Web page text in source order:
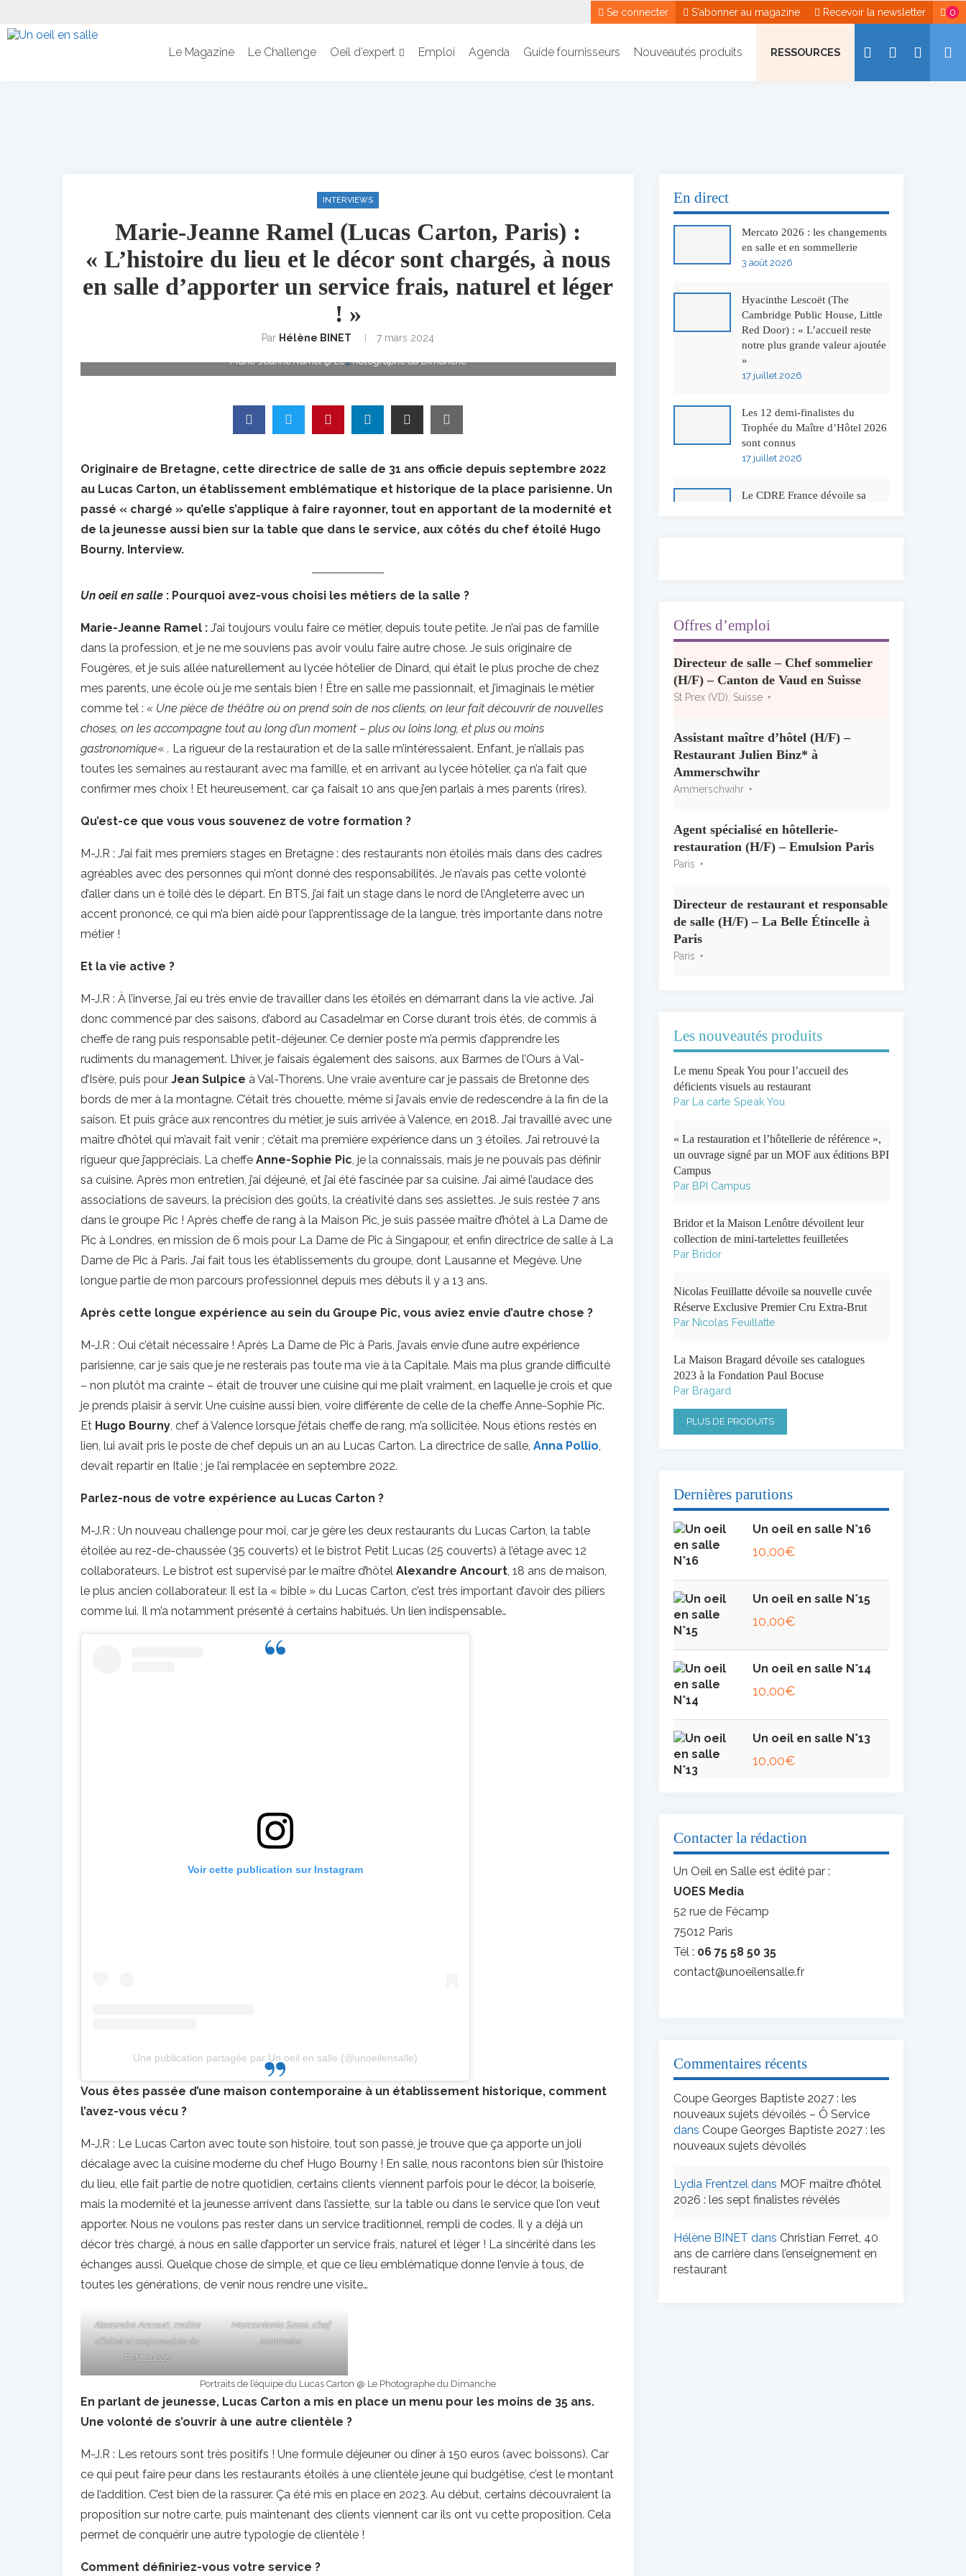
0
Recevoir la newsletter
S'abonner au magazine
Se connecter
Le Magazine Le Challenge Oeil d’expert Emploi Agenda Guide fournisseurs Nouveautés produits RESSOURCES
INTERVIEWS
Marie-Jeanne Ramel (Lucas Carton, Paris) :
« L’histoire du lieu et le décor sont chargés, à nous
en salle d’apporter un service frais, naturel et léger
! »
Par Hélène BINET
7 mars 2024
Marie-Jeanne Ramel @ Le Photographe du Dimanche
Originaire de Bretagne, cette directrice de salle de 31 ans officie depuis septembre 2022
au Lucas Carton, un établissement emblématique et historique de la place parisienne. Un
passé « chargé » qu’elle s’applique à faire rayonner, tout en apportant de la modernité et
de la jeunesse aussi bien sur la table que dans le service, aux côtés du chef étoilé Hugo
Bourny. Interview.
Un oeil en salle : Pourquoi avez-vous choisi les métiers de la salle ?
Marie-Jeanne Ramel : J’ai toujours voulu faire ce métier, depuis toute petite. Je n’ai pas de famille
dans la profession, et je ne me souviens pas avoir voulu faire autre chose. Je suis originaire de
Fougères, et je suis allée naturellement au lycée hôtelier de Dinard, qui était le plus proche de chez
mes parents, une école où je me sentais bien ! Être en salle me passionnait, et j’imaginais le métier
comme tel : « Une pièce de théâtre où on prend soin de nos clients, on leur fait découvrir de nouvelles
choses, on les accompagne tout au long d’un moment – plus ou loins long, et plus ou moins
gastronomique« . La rigueur de la restauration et de la salle m’intéressaient. Enfant, je n’allais pas
toutes les semaines au restaurant avec ma famille, et en arrivant au lycée hôtelier, ça n’a fait que
confirmer mes choix ! Et heureusement, car ça faisait 10 ans que j’en parlais à mes parents (rires).
Qu’est-ce que vous vous souvenez de votre formation ?
M-J.R : J’ai fait mes premiers stages en Bretagne : des restaurants non étoilés mais dans des cadres
agréables avec des personnes qui m’ont donné des responsabilités. Je n’avais pas cette volonté
d’aller dans un é toilé dès le départ. En BTS, j’ai fait un stage dans le nord de l’Angleterre avec un
accent prononcé, ce qui m’a bien aidé pour l’apprentissage de la langue, très importante dans notre
métier !
Et la vie active ?
M-J.R : À l’inverse, j’ai eu très envie de travailler dans les étoilés en démarrant dans la vie active. J’ai
donc commencé par des saisons, d’abord au Casadelmar en Corse durant trois étés, de commis à
cheffe de rang puis responsable petit-déjeuner. Ce dernier poste m’a permis d’apprendre les
rudiments du management. L’hiver, je faisais également des saisons, aux Barmes de l’Ours à Val-
d’Isère, puis pour Jean Sulpice à Val-Thorens. Une vraie aventure car je passais de Bretonne des
bords de mer à la montagne. C’était très chouette, même si j’avais envie de redescendre à la fin de la
saison. Et puis grâce aux rencontres du métier, je suis arrivée à Valence, en 2018. J’ai travaillé avec une
maître d’hôtel qui m’avait fait venir ; c’était ma première expérience dans un 3 étoiles. J’ai retrouvé la
rigueur que j’appréciais. La cheffe Anne-Sophie Pic, je la connaissais, mais je ne pouvais pas définir
sa cuisine. Après mon entretien, j’ai déjeuné, et j’ai été fascinée par sa cuisine. J’ai aimé l’audace des
associations de saveurs, la précision des goûts, la créativité dans ses assiettes. Je suis restée 7 ans
dans le groupe Pic ! Après cheffe de rang à la Maison Pic, je suis passée maître d’hôtel à La Dame de
Pic à Londres, en mission de 6 mois pour La Dame de Pic à Singapour, et enfin directrice de salle à La
Dame de Pic à Paris. J’ai fait tous les établissements du groupe, dont Lausanne et Megève. Une
longue partie de mon parcours professionnel depuis mes débuts il y a 13 ans.
Après cette longue expérience au sein du Groupe Pic, vous aviez envie d’autre chose ?
M-J.R : Oui c’était nécessaire ! Après La Dame de Pic à Paris, j’avais envie d’une autre expérience
parisienne, car je sais que je ne resterais pas toute ma vie à la Capitale. Mais ma plus grande difficulté
– non plutôt ma crainte – était de trouver une cuisine qui me plaît vraiment, en laquelle je crois et que
je prends plaisir à servir. Une cuisine aussi bien, voire différente de celle de la cheffe Anne-Sophie Pic.
Et Hugo Bourny, chef à Valence lorsque j’étais cheffe de rang, m’a sollicitée. Nous étions restés en
lien, lui avait pris le poste de chef depuis un an au Lucas Carton. La directrice de salle, Anna Pollio,
devait repartir en Italie ; je l’ai remplacée en septembre 2022.
Parlez-nous de votre expérience au Lucas Carton ?
M-J.R : Un nouveau challenge pour moi, car je gère les deux restaurants du Lucas Carton, la table
étoilée au rez-de-chaussée (35 couverts) et le bistrot Petit Lucas (25 couverts) à l’étage avec 12
collaborateurs. Le bistrot est supervisé par le maître d’hôtel Alexandre Ancourt, 18 ans de maison,
le plus ancien collaborateur. Il est la « bible » du Lucas Carton, c’est très important d’avoir des piliers
comme lui. Il m’a notamment présenté à certains habitués. Un lien indispensable…
Voir cette publication sur Instagram
Une publication partagée par Un oeil en salle (@unoeilensalle)
Vous êtes passée d’une maison contemporaine à un établissement historique, comment
l’avez-vous vécu ?
M-J.R : Le Lucas Carton avec toute son histoire, tout son passé, je trouve que ça apporte un joli
décalage avec la cuisine moderne du chef Hugo Bourny ! En salle, nous racontons bien sûr l’histoire
du lieu, elle fait partie de notre quotidien, certains clients viennent parfois pour le décor, la boiserie,
mais la modernité et la jeunesse arrivent dans l’assiette, sur la table ou dans le service que l’on veut
apporter. Nous ne voulons pas rester dans un service traditionnel, rempli de codes. Il y a déjà un
décor très chargé, à nous en salle d’apporter un service frais, naturel et léger ! La sincérité dans les
échanges aussi. Quelque chose de simple, et que ce lieu emblématique donne l’envie à tous, de
toutes les générations, de venir nous rendre une visite…
Alexandre Ancourt, maître
d’hôtel et responsable du
Petit Lucas
Marcantonio Sassi, chef
sommelier
Portraits de l’équipe du Lucas Carton @ Le Photographe du Dimanche
En parlant de jeunesse, Lucas Carton a mis en place un menu pour les moins de 35 ans.
Une volonté de s’ouvrir à une autre clientèle ?
M-J.R : Les retours sont très positifs ! Une formule déjeuner ou dîner à 150 euros (avec boissons). Car
ce qui peut faire peur dans les restaurants étoilés à une clientèle jeune qui budgétise, c’est le montant
de l’addition. C’est bien de la rassurer. Ça été mis en place en 2023. Au début, certains découvraient la
proposition sur notre carte, puis maintenant des clients viennent car ils ont vu cette proposition. Cela
permet de conquérir une autre typologie de clientèle !
Comment définiriez-vous votre service ?
En direct
Mercato 2026 : les changements
en salle et en sommellerie
3 août 2026
Hyacinthe Lescoët (The
Cambridge Public House, Little
Red Door) : « L’accueil reste
notre plus grande valeur ajoutée
»
17 juillet 2026
Les 12 demi-finalistes du
Trophée du Maître d’Hôtel 2026
sont connus
17 juillet 2026
Le CDRE France dévoile sa
Concours général des métiers
« CSR » 2026 : le palmarès
officiel
10 juillet 2026
la Bourgogne
7 juillet 2026
Georges Blanc
3 juillet 2026
Offres d’emploi
Directeur de salle – Chef sommelier
(H/F) – Canton de Vaud en Suisse
St Prex (VD), Suisse
Assistant maître d’hôtel (H/F) –
Restaurant Julien Binz* à
Ammerschwihr
Ammerschwihr
Agent spécialisé en hôtellerie-
restauration (H/F) – Emulsion Paris
Paris
Directeur de restaurant et responsable
de salle (H/F) – La Belle Étincelle à
Paris
Paris
Les nouveautés produits
Le menu Speak You pour l’accueil des
déficients visuels au restaurant
Par La carte Speak You
« La restauration et l’hôtellerie de référence »,
un ouvrage signé par un MOF aux éditions BPI
Campus
Par BPI Campus
Bridor et la Maison Lenôtre dévoilent leur
collection de mini-tartelettes feuilletées
Par Bridor
Nicolas Feuillatte dévoile sa nouvelle cuvée
Réserve Exclusive Premier Cru Extra-Brut
Par Nicolas Feuillatte
La Maison Bragard dévoile ses catalogues
2023 à la Fondation Paul Bocuse
Par Bragard
PLUS DE PRODUITS
Dernières parutions
Un oeil en salle N°16
10,00€
Un oeil en salle N°15
10,00€
Un oeil en salle N°14
10,00€
Un oeil en salle N°13
10,00€
Contacter la rédaction
Un Oeil en Salle est édité par :
UOES Media
52 rue de Fécamp
75012 Paris
Tél : 06 75 58 50 35
contact@unoeilensalle.fr
Commentaires récents
Coupe Georges Baptiste 2027 : les
nouveaux sujets dévoilés – Ô Service
dans Coupe Georges Baptiste 2027 : les
nouveaux sujets dévoilés
Lydia Frentzel dans MOF maître d’hôtel
2026 : les sept finalistes révélés
Hélène BINET dans Christian Ferret, 40
ans de carrière dans l’enseignement en
restaurant